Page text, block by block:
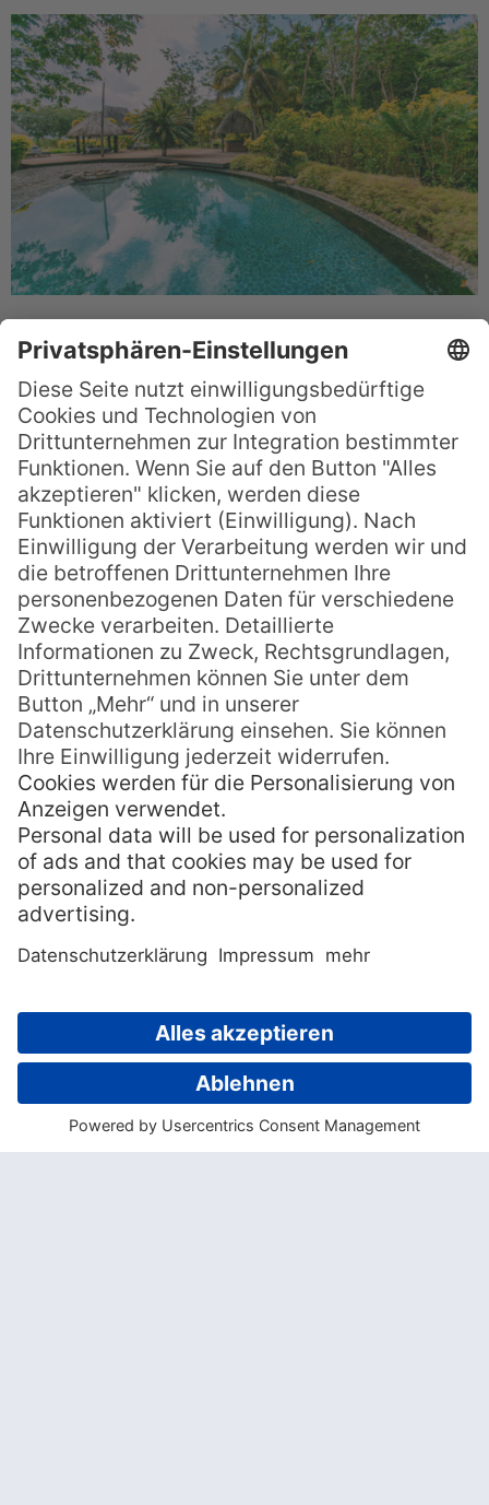
Das liegt nicht zuletzt an den typisch
fijianischen, strohgedeckten Hütten, die als
Unterkünfte dienen, wobei der Begriff Hütte
nicht ganz zutreffend ist. Mit
handpoliertem Mahagoniböden, King Size-
Betten, Bettwäsche aus feinem ägyptische
Leinen, stylischen Bädern und Open Air-
Duschen lassen die sogenannten Bures
auch bei den anspruchsvollsten Gästen
keine Wünsche offen. Der Komfort lässt
sich nur noch durch die Größe der Bures
und Villen steigern bis hin zum Royal Beach
House mit Split Level und eigenem Pool auf
der Veranda. Allen 17 Häuschen gemein ist
der grandiose Blick auf das Meer.